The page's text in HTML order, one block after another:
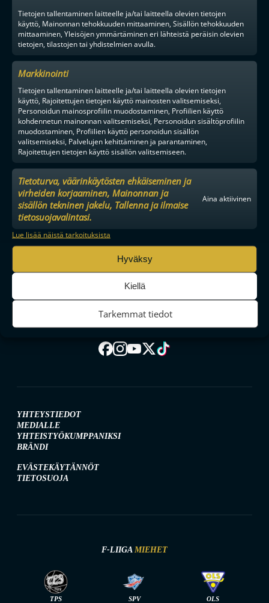
Tietojen tallentaminen laitteelle ja/tai laitteella olevien tietojen
käyttö, Mainonnan tehokkuuden mittaaminen, Sisällön tehokkuuden
mittaaminen, Yleisöjen ymmärtäminen eri lähteistä peräisin olevien
tietojen, tilastojen tai yhdistelmien avulla.
Markkinointi
Tietojen tallentaminen laitteelle ja/tai laitteella olevien tietojen
käyttö, Rajoitettujen tietojen käyttö mainosten valitsemiseksi,
Personoidun mainosprofiilin muodostaminen, Profiilien käyttö
kohdennetun mainonnan valitsemiseksi, Personoidun sisältöprofiilin
muodostaminen, Profiilien käyttö personoidun sisällön
valitsemiseksi, Palvelujen kehittäminen ja parantaminen,
Rajoitettujen tietojen käyttö sisällön valitsemiseen.
Tietoturva, väärinkäytösten ehkäiseminen ja
virheiden korjaaminen, Mainonnan ja
sisällön tekninen jakelu, Tallenna ja ilmaise
tietosuojavalintasi.
Aina aktiivinen
Lue lisää näistä tarkoituksista
Hyväksy
Kiellä
Tarkemmat tiedot
MAAILMAN VIIHDYTTÄVINTÄ SALIBANDYA
SEURAA MEITÄ SOMESSA
YHTEYSTIEDOT
MEDIALLE
YHTEISTYÖKUMPPANIKSI
BRÄNDI
EVÄSTEKÄYTÄNNÖT
TIETOSUOJA
F-LIIGA MIEHET
TPS SPV OLS